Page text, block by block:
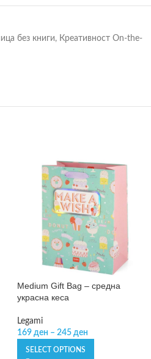
без книги, Креативност On-the-
Medium Gift Bag – средна
украсна кеса
Legami
169 ден – 245 ден
SELECT OPTIONS